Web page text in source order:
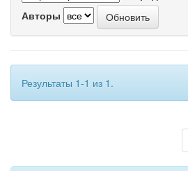
Авторы
Результаты 1-1 из 1.